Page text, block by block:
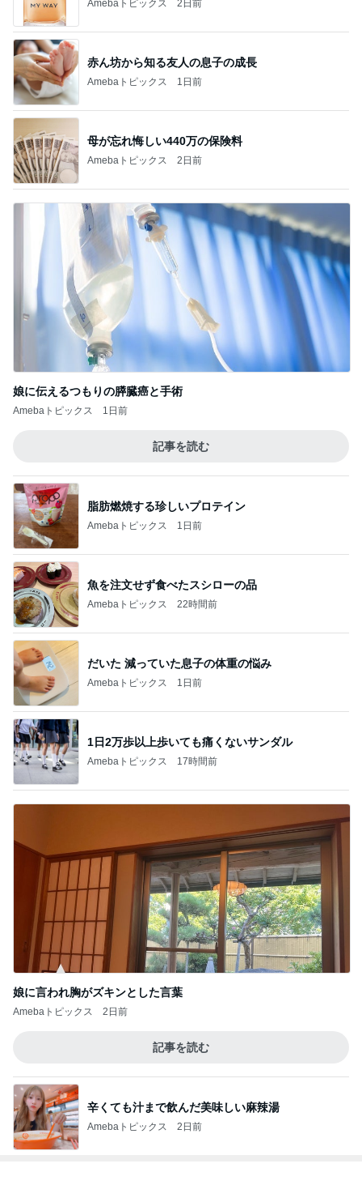
Amebaトピックス 2日前
赤ん坊から知る友人の息子の成長
Amebaトピックス 1日前
母が忘れ悔しい440万の保険料
Amebaトピックス 2日前
娘に伝えるつもりの膵臓癌と手術
Amebaトピックス 1日前
記事を読む
脂肪燃焼する珍しいプロテイン
Amebaトピックス 1日前
魚を注文せず食べたスシローの品
Amebaトピックス 22時間前
だいた 減っていた息子の体重の悩み
Amebaトピックス 1日前
1日2万歩以上歩いても痛くないサンダル
Amebaトピックス 17時間前
娘に言われ胸がズキンとした言葉
Amebaトピックス 2日前
記事を読む
辛くても汁まで飲んだ美味しい麻辣湯
Amebaトピックス 2日前